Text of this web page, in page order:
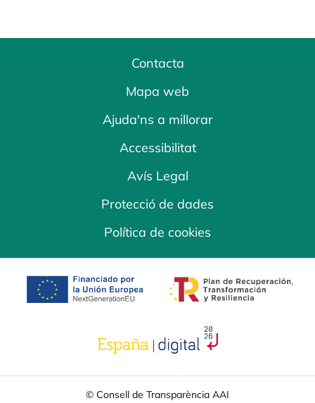
Contacta
Mapa web
Ajuda'ns a millorar
Accessibilitat
Avís Legal
Protecció de dades
Política de cookies
opens in a new tab opens in a new
opens in a new tab
© Consell de Transparència AAI